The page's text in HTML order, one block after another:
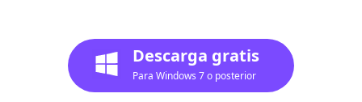
Descarga gratis
Para Windows 7 o posterior